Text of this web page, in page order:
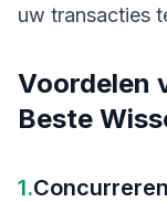
uw transacties
Voordelen
Beste
1.